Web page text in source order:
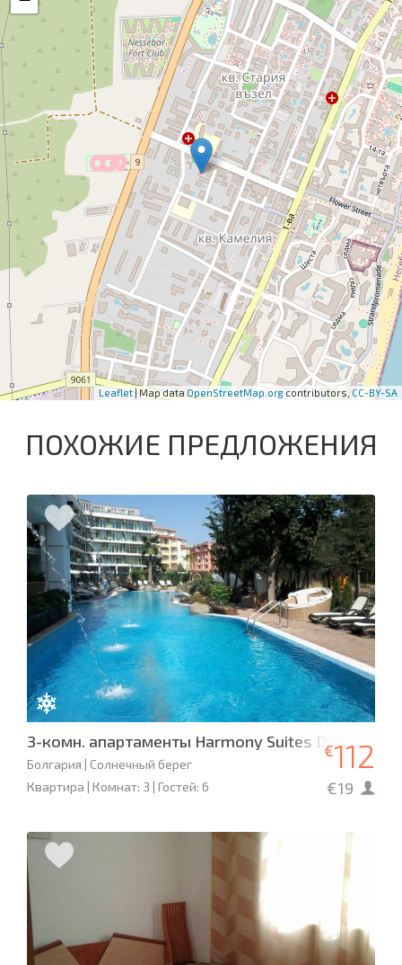
Leaflet| Map data OpenStreetMap.org contributors, CC-BY-SA
ПОХОЖИЕ ПРЕДЛОЖЕНИЯ
3-комн. апартаменты Harmony Suites Dream
Болгария | Солнечный берег
Квартира | Комнат: 3 | Гостей: 6
€112
€19